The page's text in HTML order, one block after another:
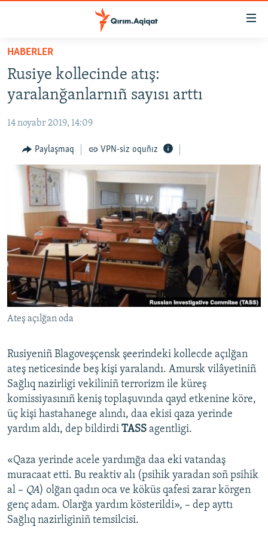
Esas
qaytmaq
Baş
navigatsiyağa
qaytmaq
qaytmaq
HABERLER
SİYASET
İQTİSADİYAT
CEMİYET
MEDENİYET
İNSAN AQLARI
VİDEO
SÜRET
BLOGLAR
FİKİR
Русский
Українською
RFE/RS bütün saytları
HABERLER
Rusiye kollecinde atış:
yaralanğanlarnıñ sayısı arttı
14 noyabr 2019, 14:09
Paylaşmaq VPN-siz oquñız
Ateş açılğan oda
Rusiyeniñ Blagoveşçensk şeerindeki kollecde açılğan
ateş neticesinde beş kişi yaralandı. Amursk vilâyetiniñ
Sağlıq nazirligi vekiliniñ terrorizm ile küreş
komissiyasınıñ keniş toplaşuvında qayd etkenine köre,
üç kişi hastahanege alındı, daa ekisi qaza yerinde
yardım aldı, dep bildirdi TASS agentligi.
«Qaza yerinde acele yardımğa daa eki vatandaş
muracaat etti. Bu reaktiv alı (psihik yaradan soñ psihik
al – QA) olğan qadın oca ve köküs qafesi zarar körgen
genç adam. Olarğa yardım kösterildi», – dep ayttı
Sağlıq nazirliginiñ temsilcisi.